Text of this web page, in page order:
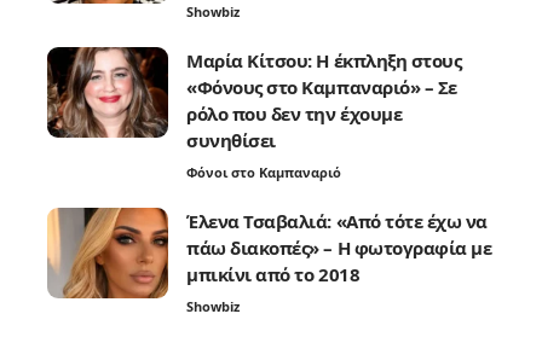
Showbiz
Μαρία Κίτσου: Η έκπληξη στους
«Φόνους στο Καμπαναριό» – Σε
ρόλο που δεν την έχουμε
συνηθίσει
Φόνοι στο Καμπαναριό
Έλενα Τσαβαλιά: «Από τότε έχω να
πάω διακοπές» – Η φωτογραφία με
μπικίνι από το 2018
Showbiz